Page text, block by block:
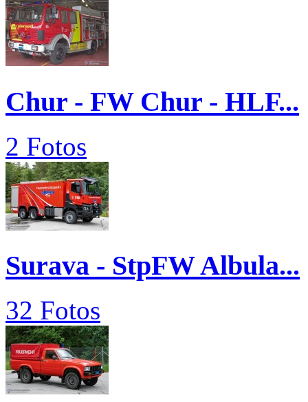
Chur - FW Chur - HLF...
2 Fotos
Surava - StpFW Albula...
32 Fotos